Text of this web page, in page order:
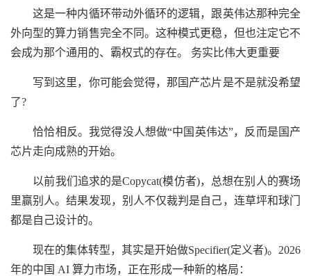
这是一种内循环带动外循环的逻辑，跟英伟达那种完全
外向型的算力销售完全不同。这种模式更稳，但也注定它不
会成为那个通用的、霸权式的存在。 务实比伟大更重要
写到这里，你可能会觉得，那国产芯片是不是就没希望
了?
恰恰相反。我觉得没人想做“中国英伟达”，反而是国产
芯片走向成熟的开始。
以前我们追求的是Copycat(模仿者)，总想在别人的赛场
里赢别人。结果发现，别人不仅裁判是自己，连草坪和球门
都是自己设计的。
现在的集体转型，其实是开始做Specifier(定义者)。2026
年的中国 AI 算力市场，正在形成一种新的格局：